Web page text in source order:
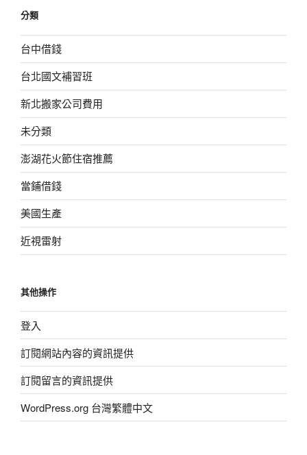
分類
台中借錢
台北國文補習班
新北搬家公司費用
未分類
澎湖花火節住宿推薦
當鋪借錢
美國生產
近視雷射
其他操作
登入
訂閱網站內容的資訊提供
訂閱留言的資訊提供
WordPress.org 台灣繁體中文